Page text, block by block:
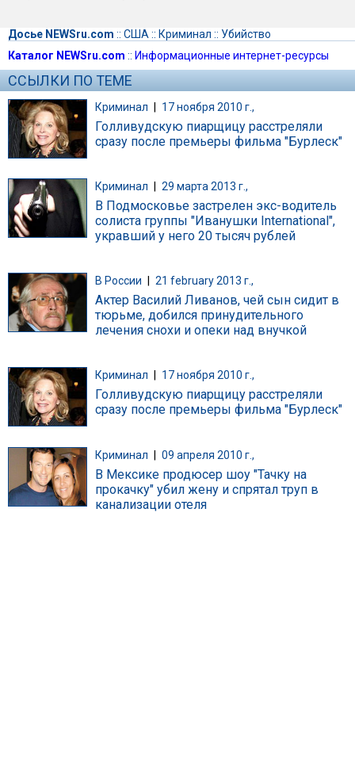
Досье NEWSru.com :: США :: Криминал :: Убийство
Каталог NEWSru.com :: Информационные интернет-ресурсы
ССЫЛКИ ПО ТЕМЕ
Криминал | 17 ноября 2010 г.,
Голливудскую пиарщицу расстреляли
сразу после премьеры фильма "Бурлеск"
Криминал 29 марта 2013 г.,
В Подмосковье застрелен экс-водитель
солиста группы "Иванушки International",
укравший у него 20 тысяч рублей
В России 21 february 2013 г.,
Актер Василий Ливанов, чей сын сидит в
тюрьме, добился принудительного
лечения снохи и опеки над внучкой
Криминал 17 ноября 2010 г.,
Голливудскую пиарщицу расстреляли
сразу после премьеры фильма "Бурлеск"
Криминал | 09 апреля 2010 г.,
В Мексике продюсер шоу "Тачку на
прокачку" убил жену и спрятал труп в
канализации отеля